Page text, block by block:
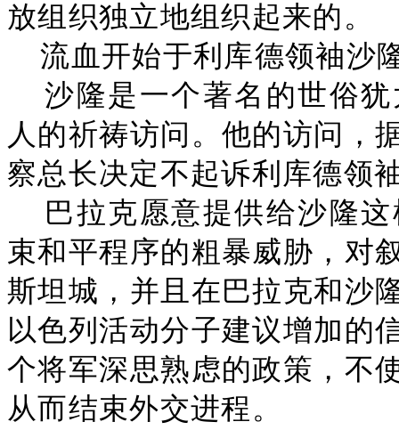
放组织独立地组织起来的。
流血开始于利库德领袖沙
沙隆是一个著名的世俗
人的祈祷访问。他的访问，
察总长决定不起诉利库德领
巴拉克愿意提供给沙隆
束和平程序的粗暴威胁，对
斯坦城，并且在巴拉克和沙
以色列活动分子建议增加的
个将军深思熟虑的政策，不
从而结束外交进程。